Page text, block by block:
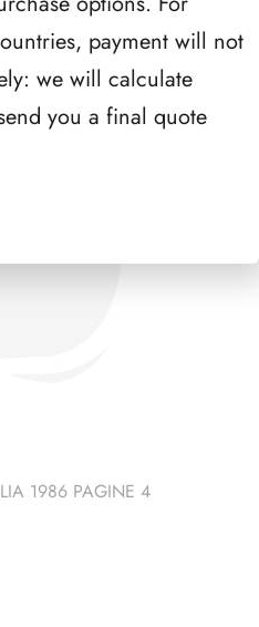
1986 PAGINE 4
payment will not
we will calculate
you a final quote